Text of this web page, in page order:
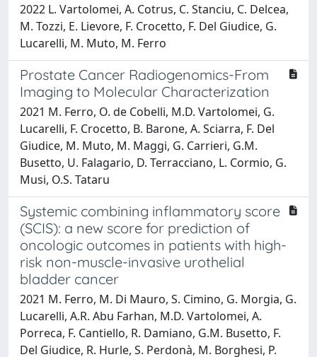
2022 L. Vartolomei, A. Cotrus, C. Stanciu, C. Delcea,
M. Tozzi, E. Lievore, F. Crocetto, F. Del Giudice, G.
Lucarelli, M. Muto, M. Ferro
Prostate Cancer Radiogenomics-From
Imaging to Molecular Characterization
2021 M. Ferro, O. de Cobelli, M.D. Vartolomei, G.
Lucarelli, F. Crocetto, B. Barone, A. Sciarra, F. Del
Giudice, M. Muto, M. Maggi, G. Carrieri, G.M.
Busetto, U. Falagario, D. Terracciano, L. Cormio, G.
Musi, O.S. Tataru
Systemic combining inflammatory score
(SCIS): a new score for prediction of
oncologic outcomes in patients with high-
risk non-muscle-invasive urothelial
bladder cancer
2021 M. Ferro, M. Di Mauro, S. Cimino, G. Morgia, G.
Lucarelli, A.R. Abu Farhan, M.D. Vartolomei, A.
Porreca, F. Cantiello, R. Damiano, G.M. Busetto, F.
Del Giudice, R. Hurle, S. Perdonà, M. Borghesi, P.